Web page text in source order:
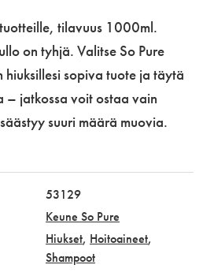
tilavuus 1000ml.
on tyhjä. Valitse So Pure
hiuksillesi sopiva tuote ja täytä
jatkossa voit ostaa vain
suuri määrä muovia.
53129
Keune So Pure
Hiukset, Hoitoaineet,
Shampoot